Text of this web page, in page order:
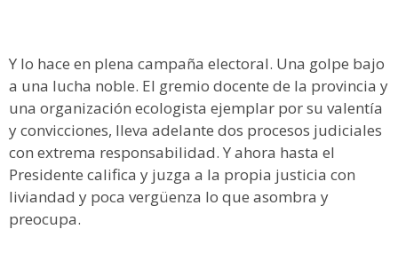
Y lo hace en plena campaña electoral. Una golpe bajo
a una lucha noble. El gremio docente de la provincia y
una organización ecologista ejemplar por su valentía
y convicciones, lleva adelante dos procesos judiciales
con extrema responsabilidad. Y ahora hasta el
Presidente califica y juzga a la propia justicia con
liviandad y poca vergüenza lo que asombra y
preocupa.